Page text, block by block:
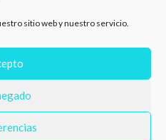
sitio web y nuestro servicio.
🛍️